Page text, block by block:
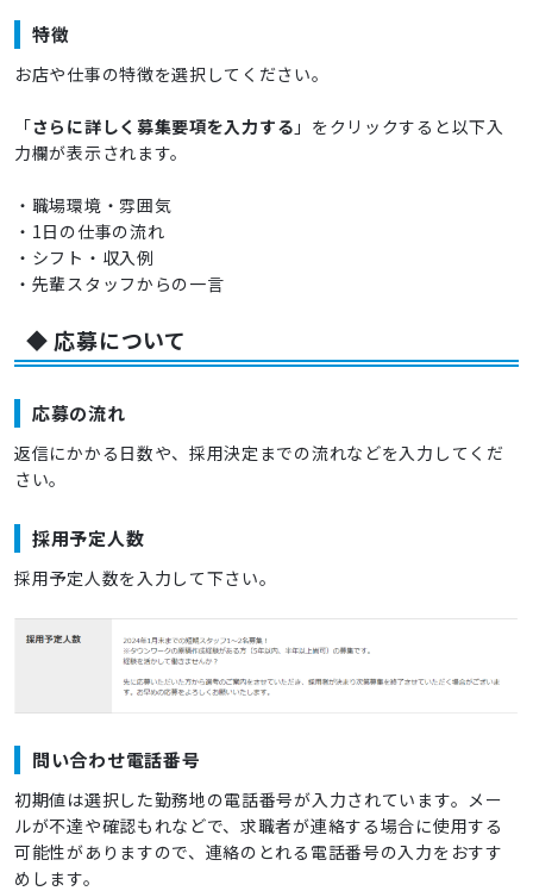
特徴
お店や仕事の特徴を選択してください。
「さらに詳しく募集要項を入力する 」をクリックすると以下入
力欄が表示されます。
・職場環境・雰囲気
・1日の仕事の流れ
・シフト・収入例
・先輩スタッフからの一言
◆ 応募について
応募の流れ
返信にかかる日数や、採用決定までの流れなどを入力してくだ
さい。
採用予定人数
採用予定人数を入力して下さい。
問い合わせ電話番号
初期値は選択した勤務地の電話番号が入力されています。メー
ルが不達や確認もれなどで、求職者が連絡する場合に使用する
可能性がありますので、連絡のとれる電話番号の入力をおすす
めします。